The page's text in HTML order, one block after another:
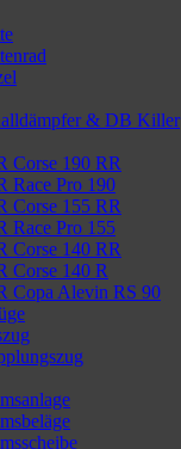
& DB Killer
Corse 190 RR
Race Pro 190
Corse 155 RR
Race Pro 155
Corse 140 RR
Corse 140 R
Copa Alevin RS 90